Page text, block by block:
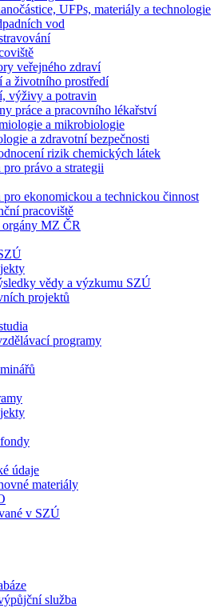
UFPs, materiály a technologie
vod
veřejného zdraví
a životního prostředí
výživy a potravin
práce a pracovního lékařství
a mikrobiologie
a zdravotní bezpečnosti
rizik chemických látek
pro právo a strategii
pro ekonomickou a technickou činnost
pracoviště
orgány MZ ČR
vědy a výzkumu SZÚ
projektů
programy
údaje
materiály
v SZÚ
služba